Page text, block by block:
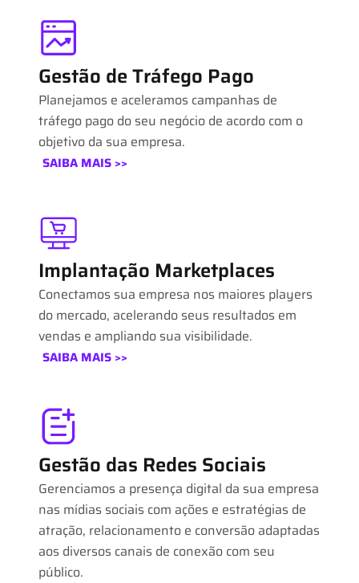
Gestão de Tráfego Pago
Planejamos e aceleramos campanhas de
tráfego pago do seu negócio de acordo com o
objetivo da sua empresa.
SAIBA MAIS >>
Implantação Marketplaces
Conectamos sua empresa nos maiores players
do mercado, acelerando seus resultados em
vendas e ampliando sua visibilidade.
SAIBA MAIS >>
Gestão das Redes Sociais
Gerenciamos a presença digital da sua empresa
nas mídias sociais com ações e estratégias de
atração, relacionamento e conversão adaptadas
aos diversos canais de conexão com seu
público.